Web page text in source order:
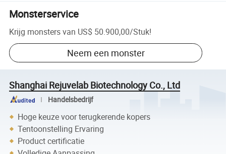
Monsterservice
Krijg monsters van US$ 50.900,00/Stuk!
Neem een monster
Shanghai Rejuvelab Biotechnology Co., Ltd
Handelsbedrijf
Hoge keuze voor terugkerende kopers
Tentoonstelling Ervaring
Product certificatie